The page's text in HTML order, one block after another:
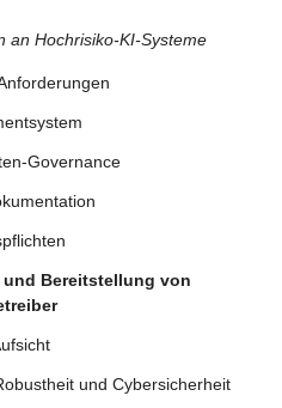
an Hochrisiko-KI-Systeme
Governance
und Bereitstellung von
und Cybersicherheit